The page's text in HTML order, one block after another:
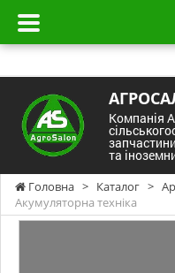
Компанія
та
Головна > Каталог >
Акумуляторна техніка